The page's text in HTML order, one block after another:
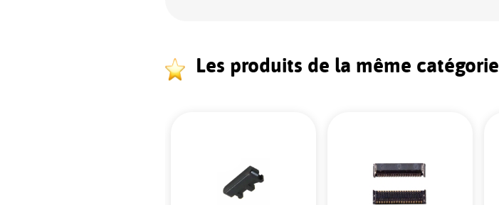
Les produits de la même catégorie